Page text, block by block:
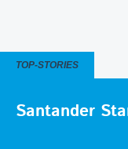
TOP-STORIES
Santander